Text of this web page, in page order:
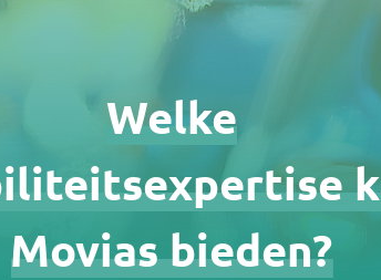
Welke
Movias bieden?